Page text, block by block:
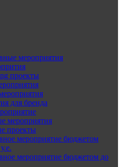
мероприятия
проекты
для бренда
мероприятия
проекты
мероприятие бюджетом
мероприятие бюджетом до